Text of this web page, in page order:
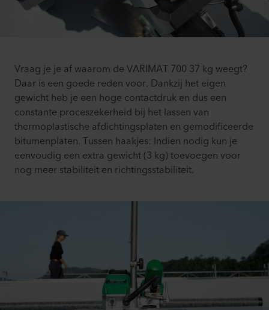
Vraag je je af waarom de VARIMAT 700 37 kg weegt?
Daar is een goede reden voor. Dankzij het eigen
gewicht heb je een hoge contactdruk en dus een
constante proceszekerheid bij het lassen van
thermoplastische afdichtingsplaten en gemodificeerde
bitumenplaten. Tussen haakjes: Indien nodig kun je
eenvoudig een extra gewicht (3 kg) toevoegen voor
nog meer stabiliteit en richtingsstabiliteit.